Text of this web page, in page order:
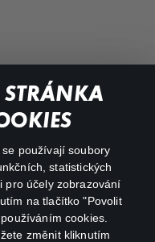
používají soubory
statistických
pro účely zobrazování
na tlačítko "Povolit
cookies.
změnit kliknutím